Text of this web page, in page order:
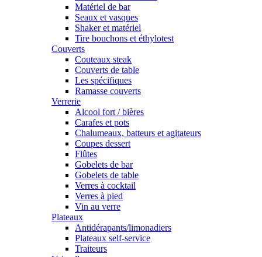
Matériel de bar
Seaux et vasques
Shaker et matériel
Tire bouchons et éthylotest
Couverts
Couteaux steak
Couverts de table
Les spécifiques
Ramasse couverts
Verrerie
Alcool fort / bières
Carafes et pots
Chalumeaux, batteurs et agitateurs
Coupes dessert
Flûtes
Gobelets de bar
Gobelets de table
Verres à cocktail
Verres à pied
Vin au verre
Plateaux
Antidérapants/limonadiers
Plateaux self-service
Traiteurs